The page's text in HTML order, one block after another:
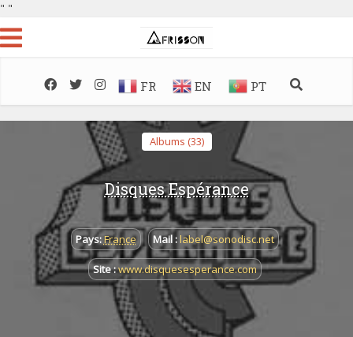
" "
FR EN PT
Albums (33)
Disques Espérance
Pays: France Mail : label@sonodisc.net
Site :www.disquesesperance.com